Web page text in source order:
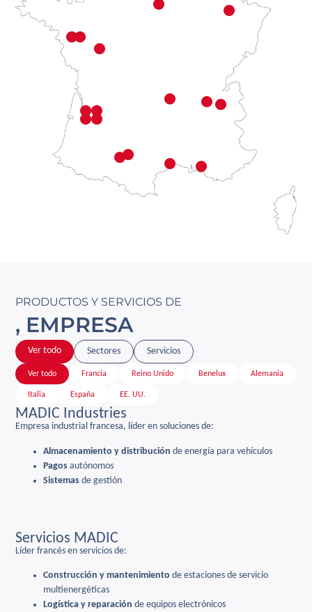
PRODUCTOS Y SERVICIOS DE
, EMPRESA
Ver todo Sectores Servicios
Ver todo Francia Reino Unido Benelux Alemania
Italia España EE. UU.
MADIC Industries
Empresa industrial francesa, líder en soluciones de:
Almacenamiento y distribución de energía para vehículos
Pagos autónomos
Sistemas de gestión
Servicios MADIC
Líder francés en servicios de:
Construcción y mantenimiento de estaciones de servicio
multienergéticas
Logística yreparación de equipos electrónicos